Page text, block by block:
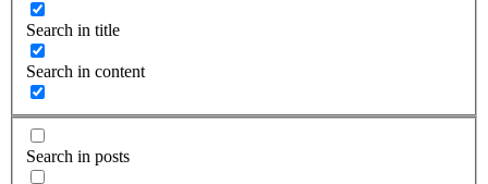
Search in title
Search in content
Search in posts